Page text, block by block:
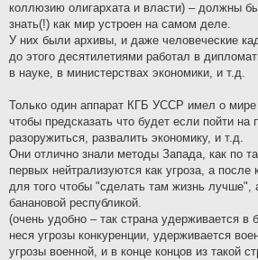
коллюзию олигархата и власти) – должны
знать(!) как мир устроен на самом деле.
У них были архивы, и даже человеческие
до этого десятилетиями работал в
в науке, в министерствах экономики, и т.д.
Только один аппарат КГБ УССР имел о мире
чтобы предсказать что будет если пойти на
разоружиться, развалить экономику, и т.д.
Они отлично знали методы Запада, как по
первых нейтрализуются как угроза, а после
для того чтобы "сделать там жизнь лучше",
банановой республикой.
(очень удобно – так страна удерживается в
неся угрозы конкуренции, удерживается
угрозы военной, и в конце концов из такой